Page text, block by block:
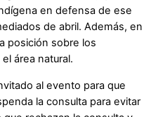
en defensa de ese
de abril. Además, en
posición sobre los
área natural.
al evento para que
la consulta para evitar